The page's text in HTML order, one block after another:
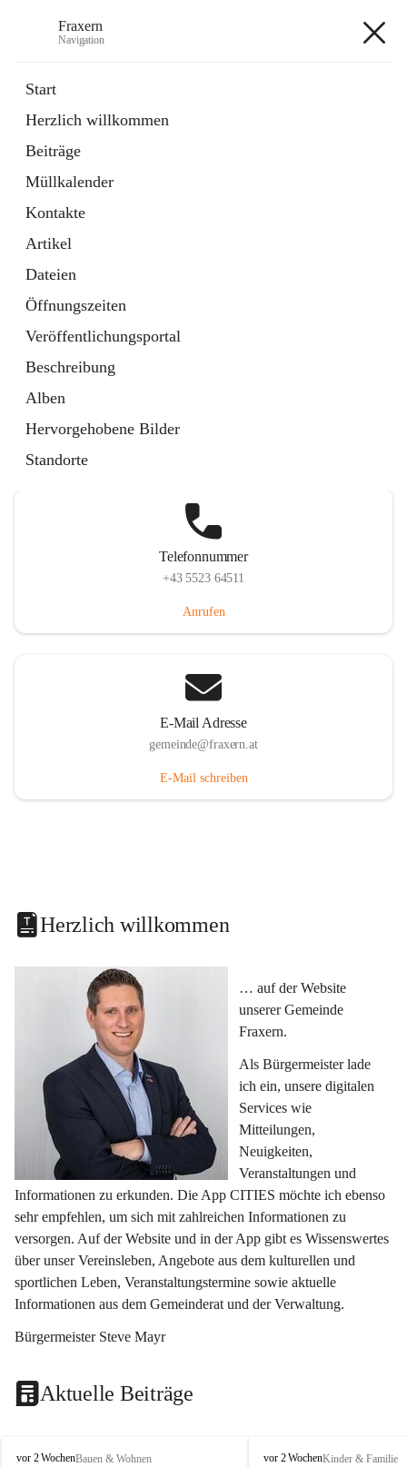
Fraxern
Navigation
Start
Herzlich willkommen
Beiträge
Müllkalender
Kontakte
Artikel
Dateien
Öffnungszeiten
Veröffentlichungsportal
Beschreibung
Alben
Hervorgehobene Bilder
Standorte
Ordner
in
Tab
Formulare
Artikel
öffnet
in
neuem
Tab
Telefonnummer
+43 5523 64511
Anrufen
E-Mail Adresse
gemeinde@fraxern.at
E-Mail schreiben
Herzlich willkommen
… auf der Website
unserer Gemeinde
Fraxern.
Als Bürgermeister lade
ich ein, unsere digitalen
Services wie
Mitteilungen,
Neuigkeiten,
Veranstaltungen und
Informationen zu erkunden. Die App CITIES möchte ich ebenso
sehr empfehlen, um sich mit zahlreichen Informationen zu
versorgen. Auf der Website und in der App gibt es Wissenswertes
über unser Vereinsleben, Angebote aus dem kulturellen und
sportlichen Leben, Veranstaltungstermine sowie aktuelle
Informationen aus dem Gemeinderat und der Verwaltung.
Bürgermeister Steve Mayr
Aktuelle Beiträge
F
vor 2 WochenBauen & Wohnen
F
vor 2 WochenKinder & Familie